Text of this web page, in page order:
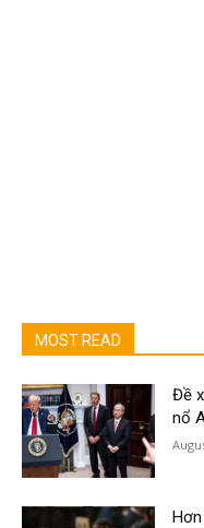
MOST READ
Đề
nổ